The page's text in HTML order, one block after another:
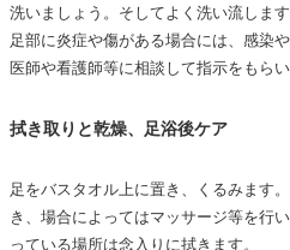
洗いましょう。そしてよく洗い流します
足部に炎症や傷がある場合には、感染
医師や看護師等に相談して指示をもらい
拭き取りと乾燥、足浴後ケア
足をバスタオル上に置き、くるみます
き、場合によってはマッサージ等を行
っている場所は念入りに拭きます。